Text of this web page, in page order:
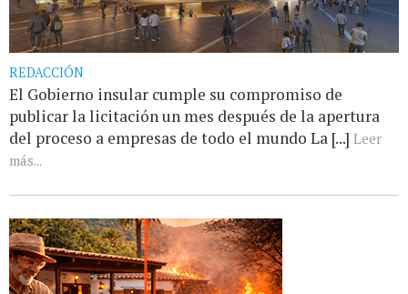
REDACCIÓN
El Gobierno insular cumple su compromiso de
publicar la licitación un mes después de la apertura
del proceso a empresas de todo el mundo La [...] Leer
más...